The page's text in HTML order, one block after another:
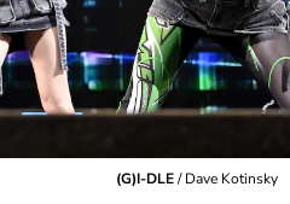
(G)I-DLE/Dave Kotinsky